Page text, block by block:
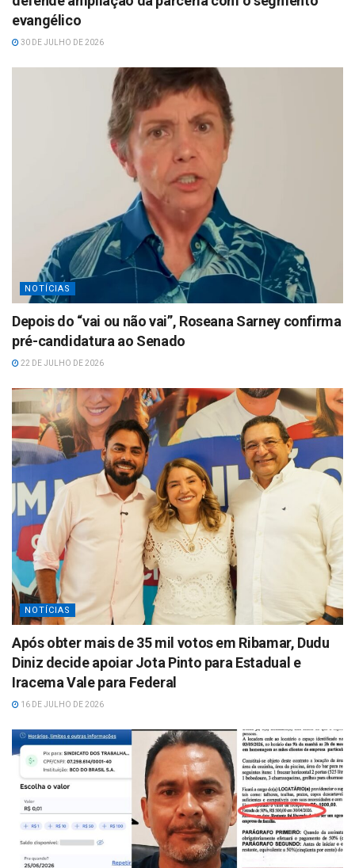
evangélico
30 DE JULHO DE 2026
NOTÍCIAS
Depois do “vai ou não vai”, Roseana Sarney confirma
pré-candidatura ao Senado
22 DE JULHO DE 2026
NOTÍCIAS
Após obter mais de 35 mil votos em Ribamar, Dudu
Diniz decide apoiar Jota Pinto para Estadual e
Iracema Vale para Federal
16 DE JULHO DE 2026